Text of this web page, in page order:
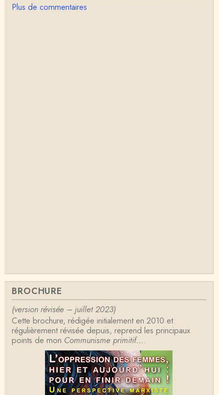
Plus de commentaires
BROCHURE
(version révisée – juillet 2023)
Cette brochure, rédigée initialement en 2010 et
régulièrement révisée depuis, reprend les principaux
points de mon Communisme primitif….